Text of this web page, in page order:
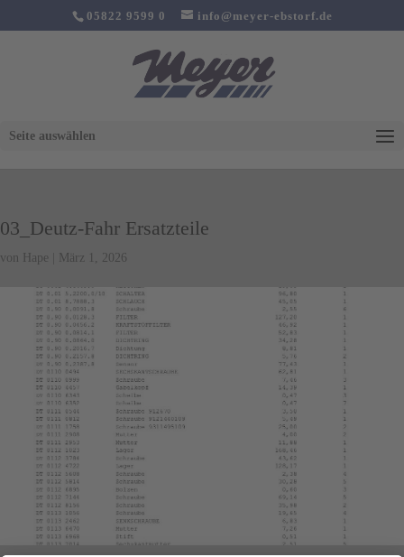
05822 9599 0 info@meyer-ebstorf.de
Seite auswählen
03_Deutz-Fahr Ersatzteile
von Hape März 1, 2026